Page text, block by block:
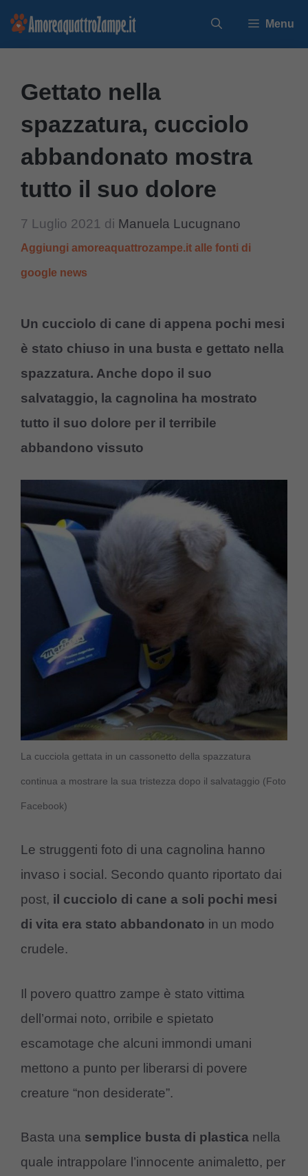
Vai
Menu
Gettato nella
spazzatura, cucciolo
abbandonato mostra
tutto il suo dolore
7 Luglio 2021 di Manuela Lucugnano
Aggiungi amoreaquattrozampe.it alle fonti di
google news
Un cucciolo di cane di appena pochi mesi
è stato chiuso in una busta e gettato nella
spazzatura. Anche dopo il suo
salvataggio, la cagnolina ha mostrato
tutto il suo dolore per il terribile
abbandono vissuto
La cucciola gettata in un cassonetto della spazzatura
continua a mostrare la sua tristezza dopo il salvataggio (Foto
Facebook)
Le struggenti foto di una cagnolina hanno
invaso i social. Secondo quanto riportato dai
post, il cucciolo di cane a soli pochi mesi
di vita era stato abbandonato in un modo
crudele.
Il povero quattro zampe è stato vittima
dell’ormai noto, orribile e spietato
escamotage che alcuni immondi umani
mettono a punto per liberarsi di povere
creature “non desiderate”.
Basta una semplice busta di plastica nella
quale intrappolare l’innocente animaletto, per